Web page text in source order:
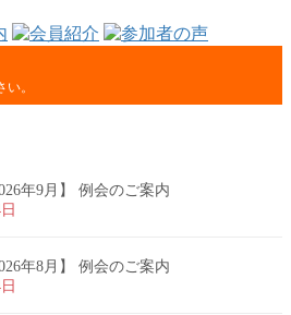
。
年9月】 例会のご案内
年8月】 例会のご案内